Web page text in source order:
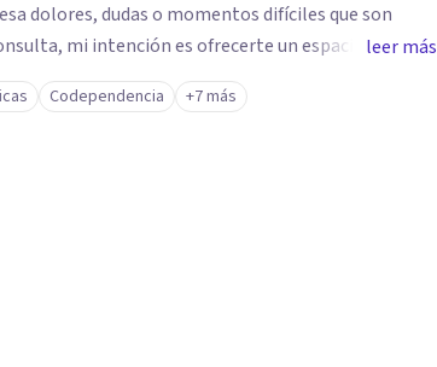
dolores, dudas o momentos difíciles que son
mi intención es ofrecerte un espacio humano
para expresarte y sentir. Nos daremos el
de vida, identificando con calma de dónde viene
leer más
Codependencia +7 más